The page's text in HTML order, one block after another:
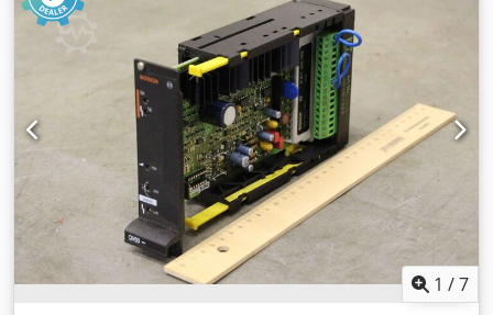
tilgængelig -Dimensioner: 390/70/H325 mm -Vægt: 7,7 kg
1 /7